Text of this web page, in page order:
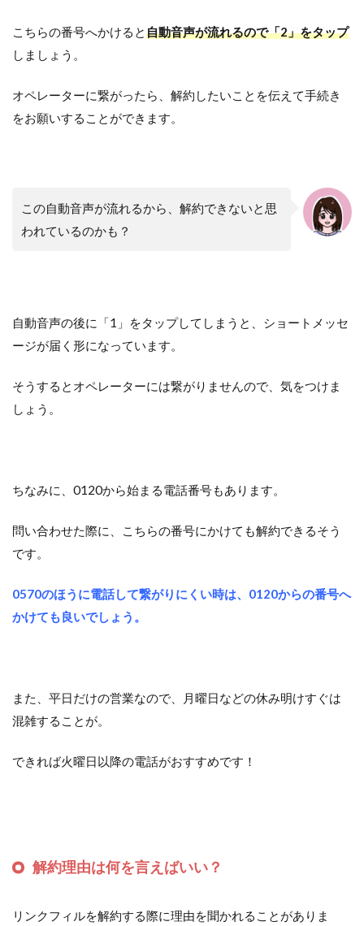
こちらの番号へかけると自動音声が流れるので「2」をタップ
しましょう。
オペレーターに繋がったら、解約したいことを伝えて手続き
をお願いすることができます。
この自動音声が流れるから、解約できないと思
われているのかも？
自動音声の後に「1」をタップしてしまうと、ショートメッセ
ージが届く形になっています。
そうするとオペレーターには繋がりませんので、気をつけま
しょう。
ちなみに、0120から始まる電話番号もあります。
問い合わせた際に、こちらの番号にかけても解約できるそう
です。
0570のほうに電話して繋がりにくい時は、0120からの番号へ
かけても良いでしょう。
また、平日だけの営業なので、月曜日などの休み明けすぐは
混雑することが。
できれば火曜日以降の電話がおすすめです！
解約理由は何を言えばいい？
リンクフィルを解約する際に理由を聞かれることがありま